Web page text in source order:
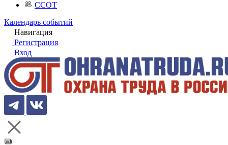
ССОТ
Календарь событий
Навигация
Регистрация
Вход